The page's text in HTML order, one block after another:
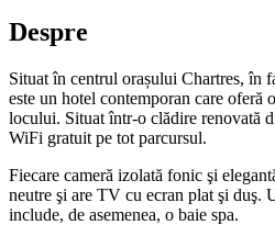
Despre
Situat în centrul orașului Chartres, în
este un hotel contemporan care oferă
locului. Situat într-o clădire renovată
WiFi gratuit pe tot parcursul.
Fiecare cameră izolată fonic şi
neutre şi are TV cu ecran plat şi duş.
include, de asemenea, o baie spa.